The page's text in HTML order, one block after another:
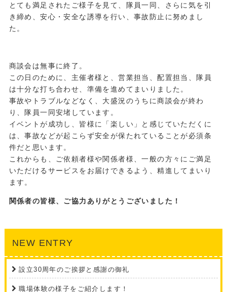
とても満足されたご様子を見て、隊員一同、さらに気を引
き締め、安心・安全な誘導を行い、事故防止に努めまし
た。
商談会は無事に終了。
この日のために、主催者様と、営業担当、配置担当、隊員
は十分な打ち合わせ、準備を進めてまいりました。
事故やトラブルなどなく、大盛況のうちに商談会が終わ
り、隊員一同安堵しています。
イベントが成功し、皆様に「楽しい」と感じていただくに
は、事故などが起こらず安全が保たれていることが必須条
件だと思います。
これからも、ご依頼者様や関係者様、一般の方々にご満足
いただけるサービスをお届けできるよう、精進してまいり
ます。
関係者の皆様、ご協力ありがとうございました！
NEW ENTRY
設立30周年のご挨拶と感謝の御礼
職場体験の様子をご紹介します！